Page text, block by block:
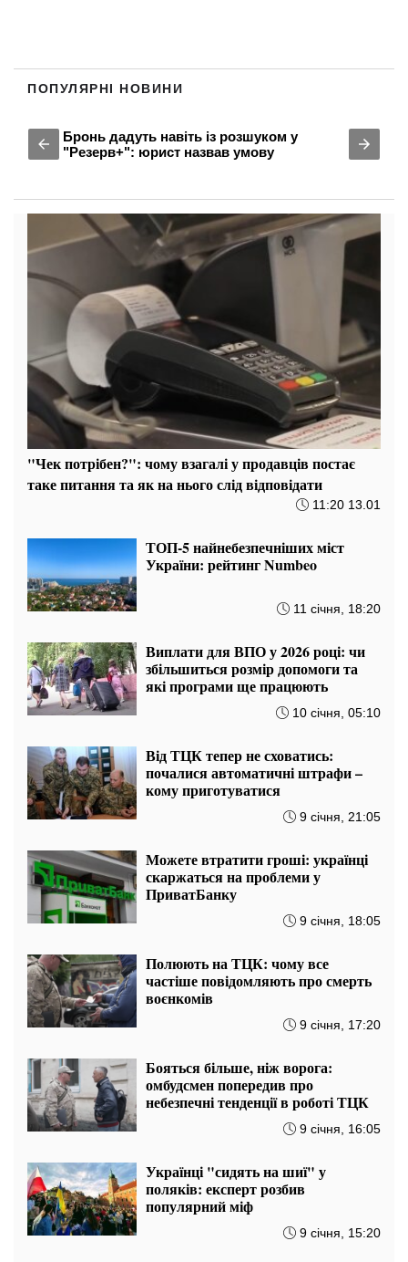
ПОПУЛЯРНІ НОВИНИ
Бронь дадуть навіть із розшуком у
"Резерв+": юрист назвав умову
"Чек потрібен?": чому взагалі у продавців постає
таке питання та як на нього слід відповідати
11:20 13.01
ТОП-5 найнебезпечніших міст
України: рейтинг Numbeo
11 січня, 18:20
Виплати для ВПО у 2026 році: чи
збільшиться розмір допомоги та
які програми ще працюють
10 січня, 05:10
Від ТЦК тепер не сховатись:
почалися автоматичні штрафи –
кому приготуватися
9 січня, 21:05
Можете втратити гроші: українці
скаржаться на проблеми у
ПриватБанку
9 січня, 18:05
Полюють на ТЦК: чому все
частіше повідомляють про смерть
воєнкомів
9 січня, 17:20
Бояться більше, ніж ворога:
омбудсмен попередив про
небезпечні тенденції в роботі ТЦК
9 січня, 16:05
Українці "сидять на шиї" у
поляків: експерт розбив
популярний міф
9 січня, 15:20